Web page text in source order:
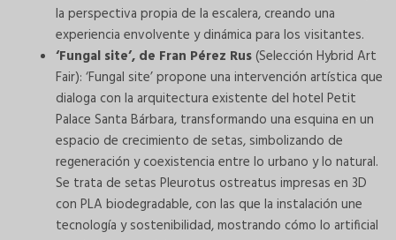
la perspectiva propia de la escalera, creando una
experiencia envolvente y dinámica para los visitantes.
‘Fungal site’, de Fran Pérez Rus(Selección Hybrid Art
Fair): ‘Fungal site’ propone una intervención artística que
dialoga con la arquitectura existente del hotel Petit
Palace Santa Bárbara, transformando una esquina en un
espacio de crecimiento de setas, simbolizando de
regeneración y coexistencia entre lo urbano y lo natural.
Se trata de setas Pleurotus ostreatus impresas en 3D
con PLA biodegradable, con las que la instalación une
tecnología y sostenibilidad, mostrando cómo lo artificial